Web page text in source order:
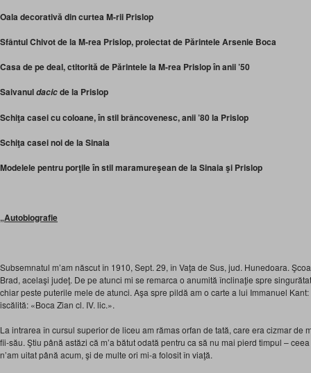
Oala decorativă din curtea M-rii Prislop
Sfântul Chivot de la M-rea Prislop, proiectat de Părintele Arsenie Boca
Casa de pe deal, ctitorită de Părintele la M-rea Prislop în anii ’50
Saivanuldacicde la Prislop
Schiţa casei cu coloane, în stil brâncovenesc, anii ’80 la Prislop
Schiţa casei noi de la Sinaia
Modelele pentru porţile în stil maramureşean de la Sinaia şi Prislop
„Autobiografie
Subsemnatul m’am născut în 1910, Sept. 29, în Vaţa de Sus, jud. Hunedoara.
Brad, acelaşi judeţ. De pe atunci mi se remarca o anumită înclinaţie spre
chiar peste puterile mele de atunci. Aşa spre pildă am o carte a lui Immanuel
iscălită: «Boca Zian cl. IV. lic.».
La intrarea în cursul superior de liceu am rămas orfan de tată, care era cizmar de
fii-său. Ştiu până astăzi că m’a bătut odată pentru ca să nu mai pierd timpul –
n’am uitat până acum, şi de multe ori mi-a folosit în viaţă.